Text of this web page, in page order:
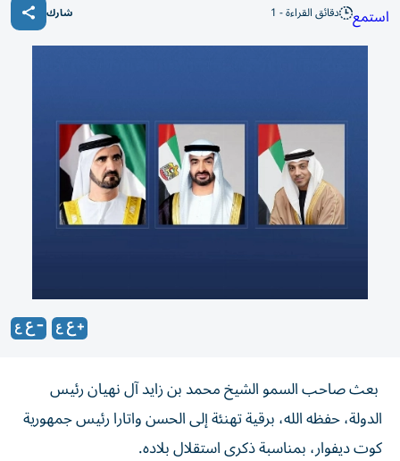
استمع دقائق القراءة - 1 شارك
بعث صاحب السمو الشيخ محمد بن زايد آل نهيان رئيس
الدولة، حفظه الله، برقية تهنئة إلى الحسن واتارا رئيس جمهورية
كوت ديفوار، بمناسبة ذكرى استقلال بلاده.